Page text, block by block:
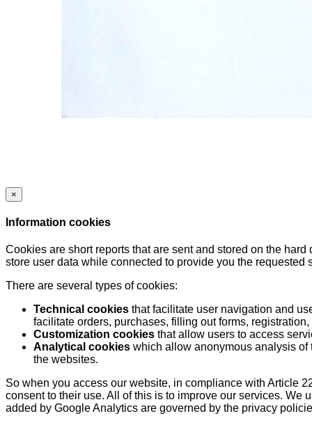
×
Information cookies
Cookies are short reports that are sent and stored on the
store user data while connected to provide you the
There are several types of cookies:
Technical cookies that facilitate user navigation and
facilitate orders, purchases, filling out forms,
Customization cookies that allow users to access
Analytical cookies which allow anonymous analysis
the websites.
So when you access our website, in compliance with Article
consent to their use. All of this is to improve our services.
added by Google Analytics are governed by the privacy